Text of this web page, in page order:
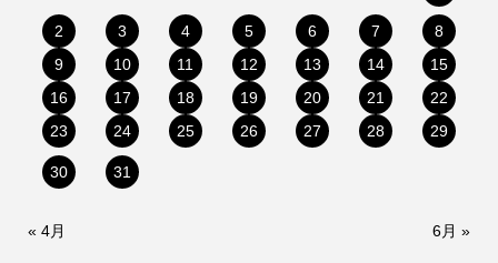
2 3 4 5 6 7
8
9
10 11 12 13 14
15
16
17 18 19 20 21
22
23
24 25 26 27 28 29
30 31
« 4月 6月 »